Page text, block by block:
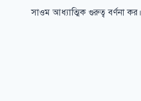
সাওম আধ্যাত্মিক গুরুত্ব বর্ণনা কর।